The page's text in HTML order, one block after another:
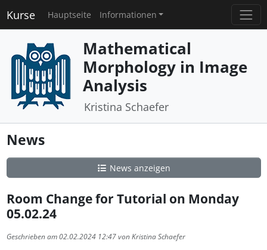
Kurse Hauptseite Informationen
Mathematical
Morphology in Image
Analysis
Kristina Schaefer
News
News anzeigen
Room Change for Tutorial on Monday
05.02.24
Geschrieben am 02.02.2024 12:47 von Kristina Schaefer